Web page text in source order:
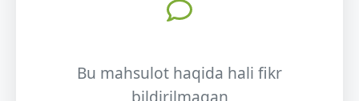
Bu mahsulot haqida hali fikr
bildirilmagan